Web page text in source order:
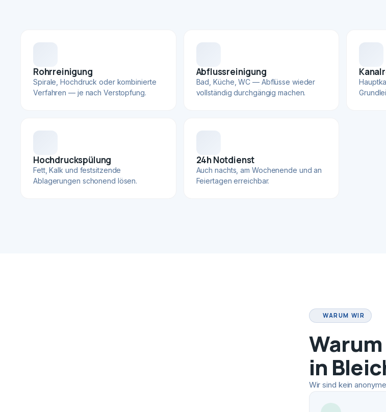
Rohrreinigung
Spirale, Hochdruck oder kombinierte
Verfahren — je nach Verstopfung.
Abflussreinigung
Bad, Küche, WC — Abflüsse wieder
vollständig durchgängig machen.
Hochdruckspülung
Fett, Kalk und festsitzende
Ablagerungen schonend lösen.
24h Notdienst
Auch nachts, am Wochenende und an
Feiertagen erreichbar.
WARUM WIR
in
Wir sind kein